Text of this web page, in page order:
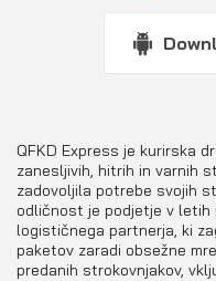
QFKD Express je kurirska
zanesljivih, hitrih in varnih
zadovoljila potrebe svojih
odličnost je podjetje v letih
logističnega partnerja, ki
paketov zaradi obsežne
predanih strokovnjakov,